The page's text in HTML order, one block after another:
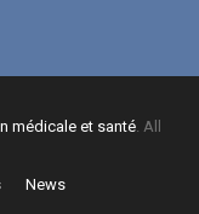
médicale et santé. All
News